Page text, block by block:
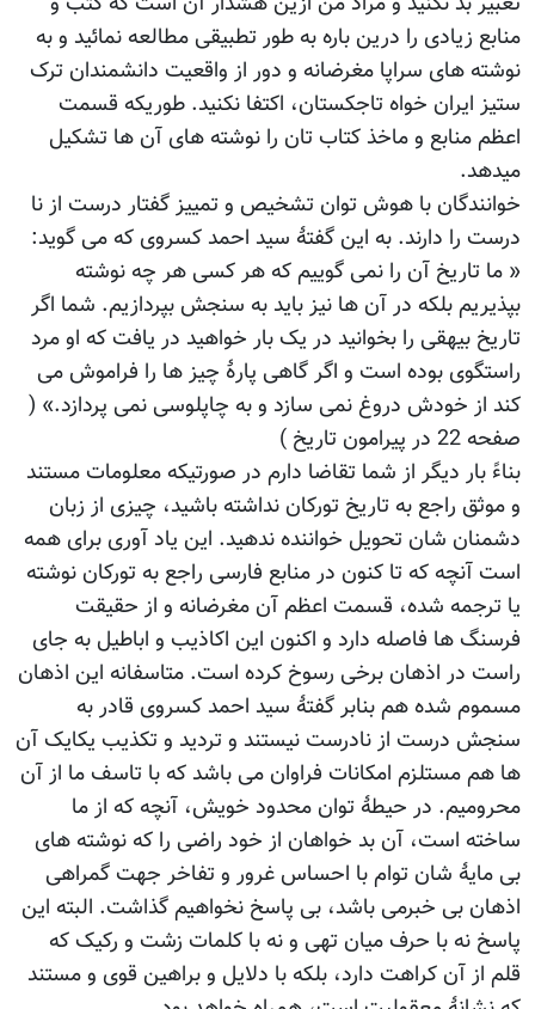
منابع زیادی را درین باره به طور تطبیقی مطالعه نمائید و به
نوشته های سراپا مغرضانه و دور از واقعیت دانشمندان ترک
ستیز ایران خواه تاجکستان، اکتفا نکنید. طوریکه قسمت
اعظم منابع و ماخذ کتاب تان را نوشته های آن ها تشکیل
میدهد.
خوانندگان با هوش توان تشخیص و تمییز گفتار درست از نا
درست را دارند. به این گفتۀ سید احمد کسروی که می گوید:
« ما تاریخ آن را نمی گوییم که هر کسی هر چه نوشته
بپذیریم بلکه در آن ها نیز باید به سنجش بپردازیم. شما اگر
تاریخ بیهقی را بخوانید در یک بار خواهید در یافت که او مرد
راستگوی بوده است و اگر گاهی پارۀ چیز ها را فراموش می
کند از خودش دروغ نمی سازد و به چاپلوسی نمی پردازد.» (
صفحه 22 در پیرامون تاریخ )
بناءً بار دیگر از شما تقاضا دارم در صورتیکه معلومات مستند
و موثق راجع به تاریخ تورکان نداشته باشید، چیزی از زبان
دشمنان شان تحویل خواننده ندهید. این یاد آوری برای همه
است آنچه که تا کنون در منابع فارسی راجع به تورکان نوشته
یا ترجمه شده، قسمت اعظم آن مغرضانه و از حقیقت
فرسنگ ها فاصله دارد و اکنون این اکاذیب و اباطیل به جای
راست در اذهان برخی رسوخ کرده است. متاسفانه این اذهان
مسموم شده هم بنابر گفتۀ سید احمد کسروی قادر به
سنجش درست از نادرست نیستند و تردید و تکذیب یکایک آن
ها هم مستلزم امکانات فراوان می باشد که با تاسف ما از آن
محرومیم. در حیطۀ توان محدود خویش، آنچه که از ما
ساخته است، آن بد خواهان از خود راضی را که نوشته های
بی مایۀ شان توام با احساس غرور و تفاخر جهت گمراهی
اذهان بی خبرمی باشد، بی پاسخ نخواهیم گذاشت. البته این
پاسخ نه با حرف میان تهی و نه با کلمات زشت و رکیک که
قلم از آن کراهت دارد، بلکه با دلایل و براهین قوی و مستند